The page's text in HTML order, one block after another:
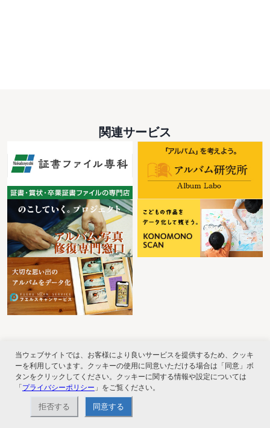
関連サービス
ナカバヤシ株式会社直営のオンラインショップ。アルバム、フォトフレーム、証
書ファイル、文具・事務機器などお取り扱い。2,980円（税込）以上お買い上げ
で送料無料。
当ウェブサイトでは、お客様により良いサービスを提供するため、クッキ
ーを利用しています。クッキーの使用に同意いただける場合は「同意」ボ
タンをクリックしてください。クッキーに関する情報や設定については
「プライバシーポリシー 」をご覧ください。
拒否する 同意する